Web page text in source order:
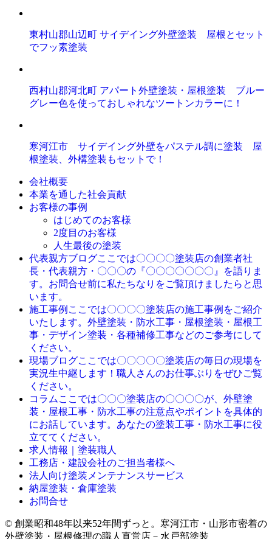
東村山郡山辺町 サイデイング外壁塗装 屋根とセット
でフッ素塗装
西村山郡河北町 アパート外壁塗装・屋根塗装 ブルー
グレー色を使っておしゃれなツートンカラーに！
寒河江市 サイデイング外壁をパステル調に塗装 屋
根塗装、外構塗装もセットで！
会社概要
本業を通した社会貢献
お客様の事例
はじめてのお客様
2度目のお客様
人生最後の塗装
代表親方ブログここでは〇〇〇〇塗装店の創業者社
長・代表親方・〇〇〇の『〇〇〇〇〇〇〇』を語りま
す。お問合せ前に私たちなりをご覧頂けましたらと思
います。
施工事例 ここでは〇〇〇〇塗装店の施工事例をご紹介
いたします。外壁塗装・防水工事・屋根塗装・屋根工
事・デザイン塗装・各種補修工事などのご参考にして
ください。
現場ブログここでは〇〇〇〇〇塗装店の毎日の現場を
実況生中継します！職人さんのお仕事ぶりをぜひご覧
ください。
コラム ここでは〇〇〇塗装店の〇〇〇〇が、外壁塗
装・屋根工事・防水工事の注意点やポイントを具体的
にお話しています。あなたの塗装工事・防水工事に役
立ててください。
求人情報｜塗装職人
工務店・建設会社のご担当者様へ
法人向け塗装メンテナンスサービス
納屋塗装・倉庫塗装
お問合せ
© 創業昭和48年以来52年間ずっと。寒河江市・山形市密着の
外壁塗装・屋根修理の職人直営店－水戸部塗装